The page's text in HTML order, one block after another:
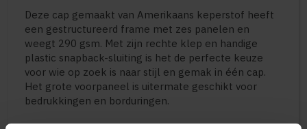
Deze cap gemaakt van Amerikaans keperstof heeft
een gestructureerd frame met zes panelen en
weegt 290 gsm. Met zijn rechte klep en handige
plastic snapback-sluiting is het de perfecte keuze
voor wie op zoek is naar stijl en gemak in één cap.
Het grote voorpaneel is uitermate geschikt voor
bedrukkingen en borduringen.